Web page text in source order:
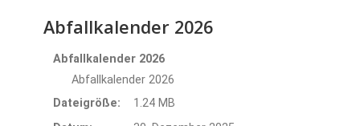
Abfallkalender 2026
Abfallkalender 2026
Abfallkalender 2026
Dateigröße:
1.24 MB